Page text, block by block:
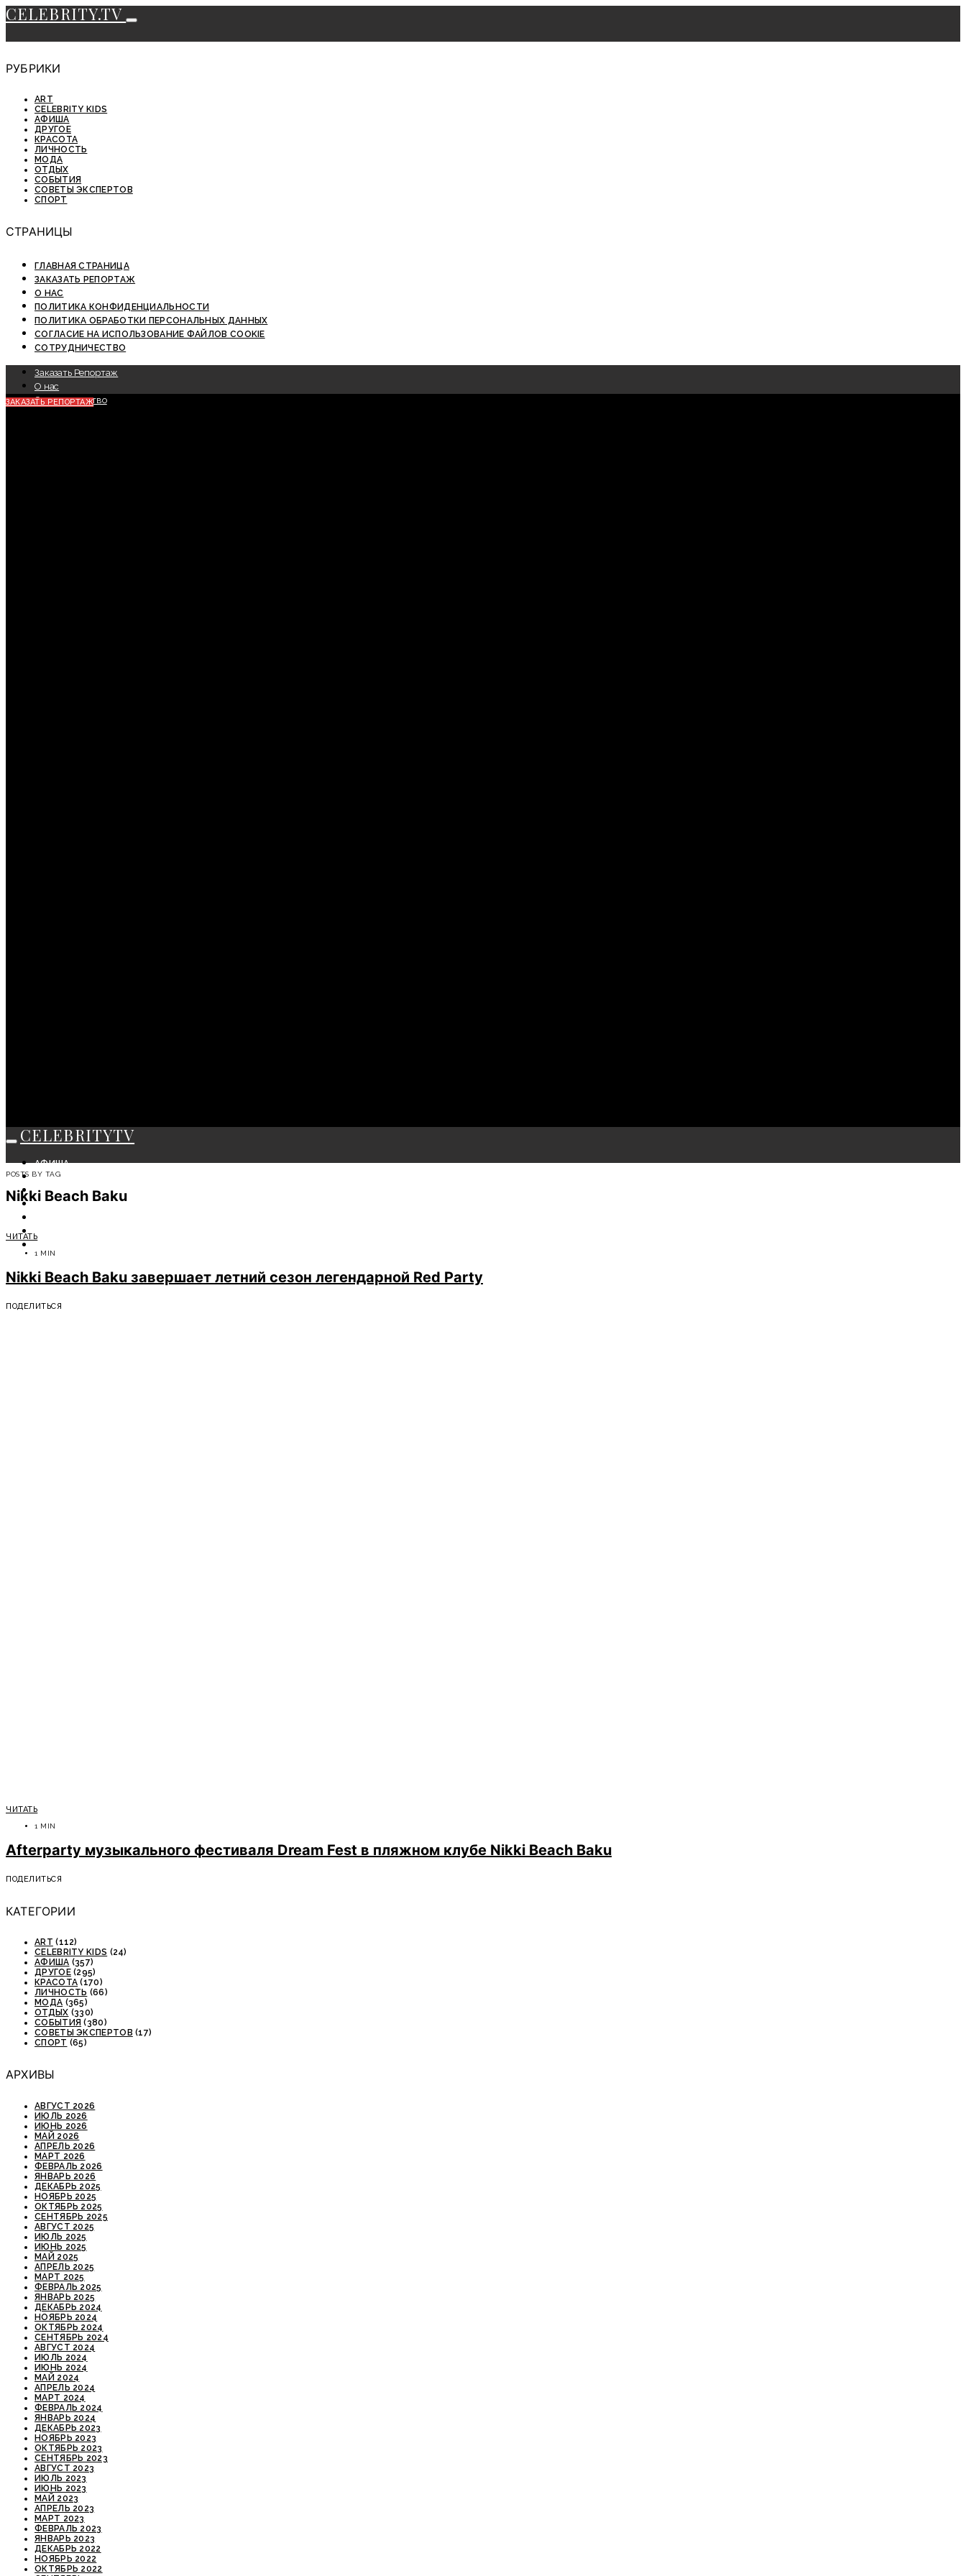
CELEBRITY.TV
РУБРИКИ
ART
CELEBRITY KIDS
АФИША
ДРУГОЕ
КРАСОТА
ЛИЧНОСТЬ
МОДА
ОТДЫХ
СОБЫТИЯ
СОВЕТЫ ЭКСПЕРТОВ
СПОРТ
СТРАНИЦЫ
ГЛАВНАЯ СТРАНИЦА
ЗАКАЗАТЬ РЕПОРТАЖ
О НАС
ПОЛИТИКА КОНФИДЕНЦИАЛЬНОСТИ
ПОЛИТИКА ОБРАБОТКИ ПЕРСОНАЛЬНЫХ ДАННЫХ
СОГЛАСИЕ НА ИСПОЛЬЗОВАНИЕ ФАЙЛОВ COOKIE
СОТРУДНИЧЕСТВО
Заказать Репортаж
О нас
Сотрудничество
ЗАКАЗАТЬ РЕПОРТАЖ
CELEBRITYTV
АФИША
СОБЫТИЯ
КРАСОТА
МОДА
POSTS BY TAG
Nikki Beach Baku
ЧИТАТЬ
1 MIN
Nikki Beach Baku завершает летний сезон легендарной Red Party
ПОДЕЛИТЬСЯ
ЧИТАТЬ
1 MIN
Afterparty музыкального фестиваля Dream Fest в пляжном клубе Nikki Beach Baku
ПОДЕЛИТЬСЯ
КАТЕГОРИИ
ART (112)
CELEBRITY KIDS (24)
АФИША (357)
ДРУГОЕ(295)
КРАСОТА (170)
ЛИЧНОСТЬ (66)
МОДА (365)
ОТДЫХ (330)
СОБЫТИЯ (380)
СОВЕТЫ ЭКСПЕРТОВ (17)
СПОРТ (65)
АРХИВЫ
АВГУСТ 2026
ИЮЛЬ 2026
ИЮНЬ 2026
МАЙ 2026
АПРЕЛЬ 2026
МАРТ 2026
ФЕВРАЛЬ 2026
ЯНВАРЬ 2026
ДЕКАБРЬ 2025
НОЯБРЬ 2025
ОКТЯБРЬ 2025
СЕНТЯБРЬ 2025
АВГУСТ 2025
ИЮЛЬ 2025
ИЮНЬ 2025
МАЙ 2025
АПРЕЛЬ 2025
МАРТ 2025
ФЕВРАЛЬ 2025
ЯНВАРЬ 2025
ДЕКАБРЬ 2024
НОЯБРЬ 2024
ОКТЯБРЬ 2024
СЕНТЯБРЬ 2024
АВГУСТ 2024
ИЮЛЬ 2024
ИЮНЬ 2024
МАЙ 2024
АПРЕЛЬ 2024
МАРТ 2024
ФЕВРАЛЬ 2024
ЯНВАРЬ 2024
ДЕКАБРЬ 2023
НОЯБРЬ 2023
ОКТЯБРЬ 2023
СЕНТЯБРЬ 2023
АВГУСТ 2023
ИЮЛЬ 2023
ИЮНЬ 2023
МАЙ 2023
АПРЕЛЬ 2023
МАРТ 2023
ФЕВРАЛЬ 2023
ЯНВАРЬ 2023
ДЕКАБРЬ 2022
НОЯБРЬ 2022
ОКТЯБРЬ 2022